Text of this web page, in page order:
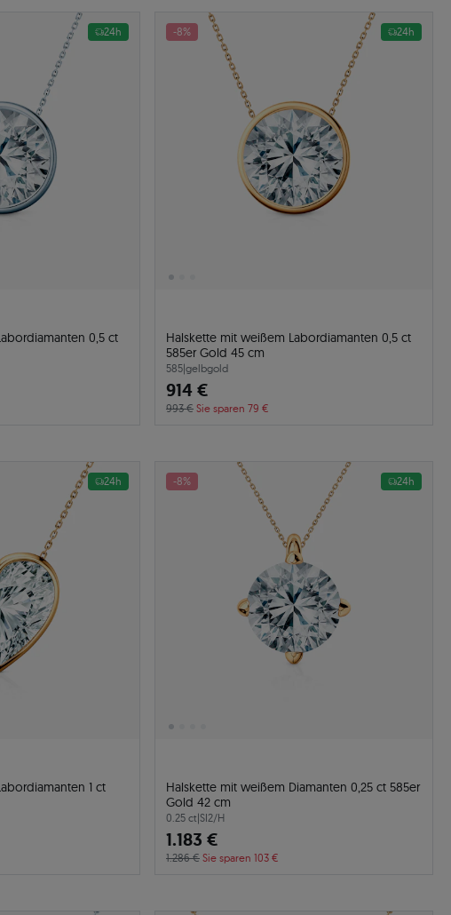
24h
0,5 ct
-8% 24h
Halskette mit weißem Labordiamanten 0,5 ct
585er Gold 45 cm
585|gelbgold
914 €
993 € Sie sparen 79 €
24h
1 ct
-8% 24h
Halskette mit weißem Diamanten 0,25 ct 585er
Gold 42 cm
0.25 ct|SI2/H
1.183 €
1.286 € Sie sparen 103 €